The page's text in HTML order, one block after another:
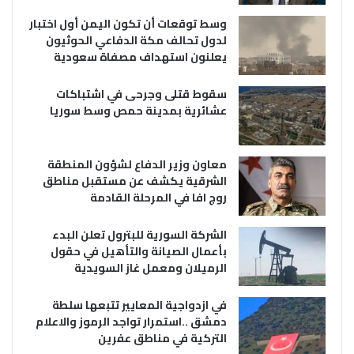
وسط توقعات أن تكون اليمن أول اختبار
لدول تحالف مكة الدفاعي الحوثيون
يعلنون استهداف مصفاة سعودية
سقوط قتلى وجرحى في اشتباكات
عشائرية بمدينة حمص وسط سوريا
معاون وزير الدفاع لشؤون المنطقة
الشرقية يكشف عن مستقبل مناطق
روج افا في المرحلة القادمة
الشركة السورية للبترول تعلن البدء
بأعمال الصيانة والتأهيل في حقول
الرميلان ومعمل غاز السويدية
في ازدواجية المعايير تتبعها سلطة
دمشق ..استمرار تواجد الرموز والاعلام
التركية في مناطق عفرين